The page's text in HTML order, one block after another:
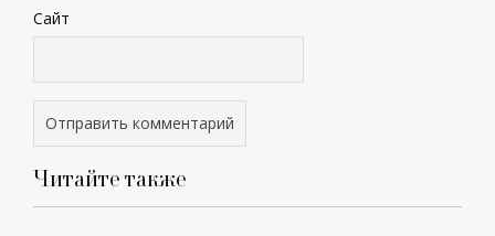
Сайт
Читайте также